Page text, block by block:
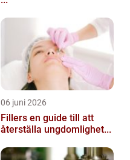
06 juni 2026
Fillers en guide till att
återställa ungdomlighet...